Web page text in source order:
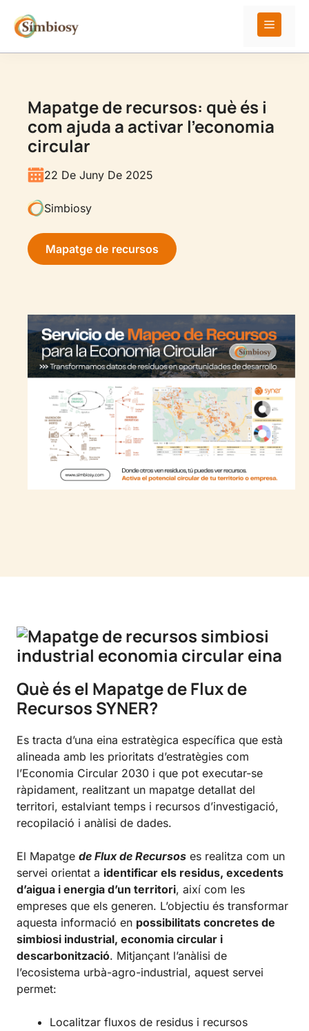
contingut
Mapatge de recursos: què és i
com ajuda a activar l’economia
circular
22 De Juny De 2025
Simbiosy
Mapatge de recursos
Què és el Mapatgede Flux de
Recursos SYNER?
Es tracta d’una eina estratègica específica que està
alineada amb les prioritats d’estratègies com
l’Economia Circular 2030 i que pot executar-se
ràpidament, realitzant un mapatge detallat del
territori, estalviant temps i recursos d’investigació,
recopilació i anàlisi de dades.
El Mapatge de Flux de Recursos es realitza com un
servei orientat a identificar els residus, excedents
d’aigua i energia d’un territori, així com les
empreses que els generen. L’objectiu és transformar
aquesta informació en possibilitats concretes de
simbiosi industrial, economia circular i
descarbonització. Mitjançant l’anàlisi de
l’ecosistema urbà-agro-industrial, aquest servei
permet:
Localitzar fluxos de residus i recursos